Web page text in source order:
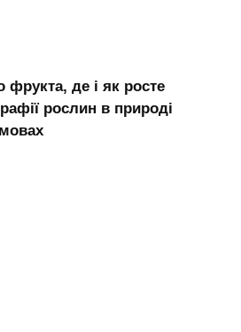
де і як росте
рослин в природі